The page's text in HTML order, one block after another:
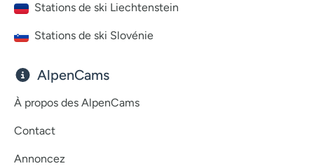
Stations de ski Liechtenstein
Stations de ski Slovénie
AlpenCams
À propos des AlpenCams
Contact
Annoncez